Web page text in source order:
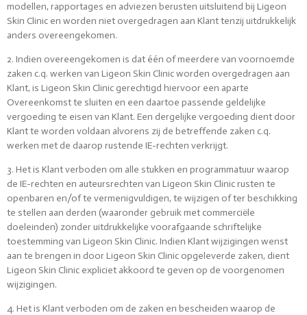
modellen, rapportages en adviezen berusten uitsluitend bij Ligeon
Skin Clinic en worden niet overgedragen aan Klant tenzij uitdrukkelijk
anders overeengekomen.
2. Indien overeengekomen is dat één of meerdere van voornoemde
zaken c.q. werken van Ligeon Skin Clinic worden overgedragen aan
Klant, is Ligeon Skin Clinic gerechtigd hiervoor een aparte
Overeenkomst te sluiten en een daartoe passende geldelijke
vergoeding te eisen van Klant. Een dergelijke vergoeding dient door
Klant te worden voldaan alvorens zij de betreffende zaken c.q.
werken met de daarop rustende IE-rechten verkrijgt.
3. Het is Klant verboden om alle stukken en programmatuur waarop
de IE-rechten en auteursrechten van Ligeon Skin Clinic rusten te
openbaren en/of te vermenigvuldigen, te wijzigen of ter beschikking
te stellen aan derden (waaronder gebruik met commerciële
doeleinden) zonder uitdrukkelijke voorafgaande schriftelijke
toestemming van Ligeon Skin Clinic. Indien Klant wijzigingen wenst
aan te brengen in door Ligeon Skin Clinic opgeleverde zaken, dient
Ligeon Skin Clinic expliciet akkoord te geven op de voorgenomen
wijzigingen.
4. Het is Klant verboden om de zaken en bescheiden waarop de